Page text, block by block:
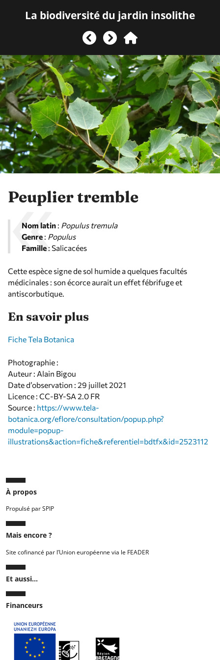
La biodiversité du jardin insolithe
Peuplier tremble
Nom latin : Populus tremula
Genre : Populus
Famille: Salicacées
Cette espèce signe de sol humide a quelques facultés
médicinales : son écorce aurait un effet fébrifuge et
antiscorbutique.
En savoir plus
Fiche Tela Botanica
Photographie :
Auteur : Alain Bigou
Date d’observation : 29 juillet 2021
Licence : CC-BY-SA 2.0 FR
Source : https://www.tela-
botanica.org/eflore/consultation/popup.php?
module=popup-
illustrations&action=fiche&referentiel=bdtfx&id=2523112
À propos
Propulsé par SPIP
Mais encore ?
Site cofinancé par l’Union européenne via le FEADER
Et aussi...
Financeurs